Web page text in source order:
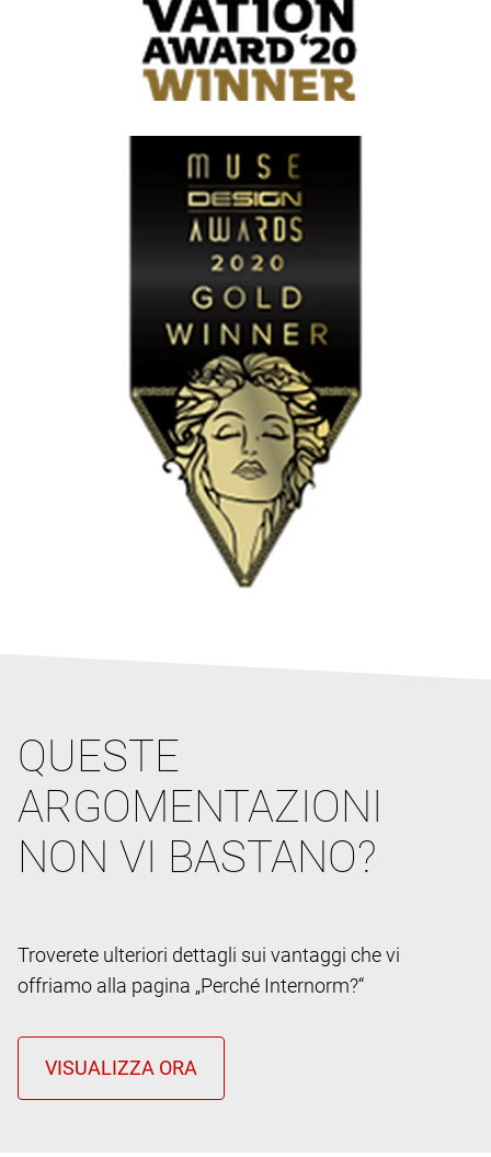
QUESTE
ARGOMENTAZIONI
NON VI BASTANO?
Troverete ulteriori dettagli sui vantaggi che vi
offriamo alla pagina „Perché Internorm?“